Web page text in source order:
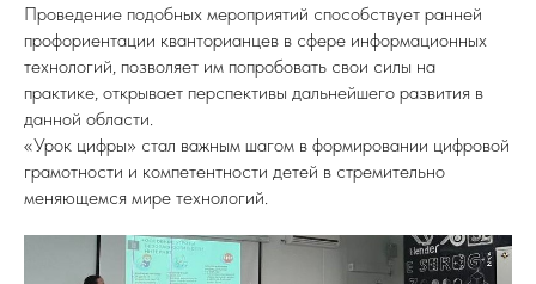
Проведение подобных мероприятий способствует ранней
профориентации кванторианцев в сфере информационных
технологий, позволяет им попробовать свои силы на
практике, открывает перспективы дальнейшего развития в
данной области.
«Урок цифры» стал важным шагом в формировании цифровой
грамотности и компетентности детей в стремительно
меняющемся мире технологий.